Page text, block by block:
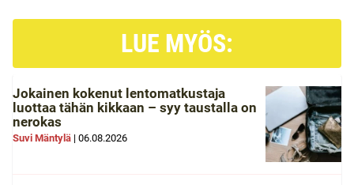
LUE MYÖS:
Jokainen kokenut lentomatkustaja
luottaa tähän kikkaan – syy taustalla on
nerokas
Suvi Mäntylä | 06.08.2026